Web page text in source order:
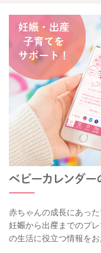
赤ちゃんの成長にあっ
妊娠から出産までのプ
の生活に役立つ情報をお